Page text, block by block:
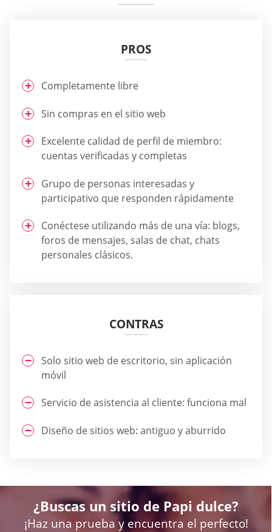
PROS
Completamente libre
Sin compras en el sitio web
Excelente calidad de perfil de miembro:
cuentas verificadas y completas
Grupo de personas interesadas y
participativo que responden rápidamente
Conéctese utilizando más de una vía: blogs,
foros de mensajes, salas de chat, chats
personales clásicos.
CONTRAS
Solo sitio web de escritorio, sin aplicación
móvil
Servicio de asistencia al cliente: funciona mal
Diseño de sitios web: antiguo y aburrido
¿Buscas un sitio de Papi dulce?
¡Haz una prueba y encuentra el perfecto!